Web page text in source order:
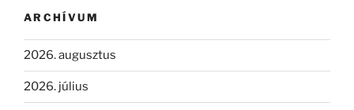
ARCHÍVUM
2026. augusztus
2026. július